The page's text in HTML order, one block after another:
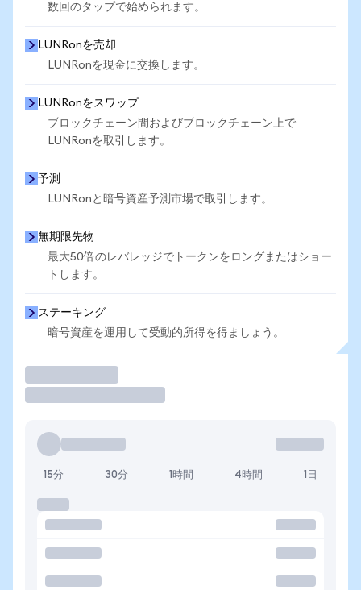
数回のタップで始められます。
LUNRonを売却
LUNRonを現金に交換します。
LUNRonをスワップ
ブロックチェーン間およびブロックチェーン上で
LUNRonを取引します。
予測
LUNRonと暗号資産予測市場で取引します。
無期限先物
最大50倍のレバレッジでトークンをロングまたはショー
トします。
ステーキング
暗号資産を運用して受動的所得を得ましょう。
15分 30分 1時間 4時間 1日